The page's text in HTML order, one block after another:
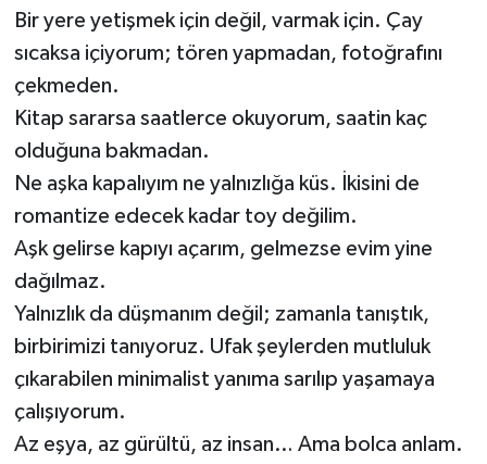
Bir yere yetişmek için değil, varmak için. Çay
sıcaksa içiyorum; tören yapmadan, fotoğrafını
çekmeden.
Kitap sararsa saatlerce okuyorum, saatin kaç
olduğuna bakmadan.
Ne aşka kapalıyım ne yalnızlığa küs. İkisini de
romantize edecek kadar toy değilim.
Aşk gelirse kapıyı açarım, gelmezse evim yine
dağılmaz.
Yalnızlık da düşmanım değil; zamanla tanıştık,
birbirimizi tanıyoruz. Ufak şeylerden mutluluk
çıkarabilen minimalist yanıma sarılıp yaşamaya
çalışıyorum.
Az eşya, az gürültü, az insan… Ama bolca anlam.
Piyasa
Resmi İlanlar
Sağlık
Sinemalar
Siyaset
Teknoloji
Türkiye